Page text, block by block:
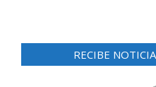
RECIBE